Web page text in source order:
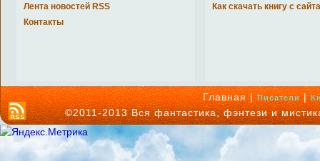
Лента новостей RSS
Контакты
Как скачать книгу с
Главная |Писатели|
©2011-2013 Вся фантастика, фэнтези и